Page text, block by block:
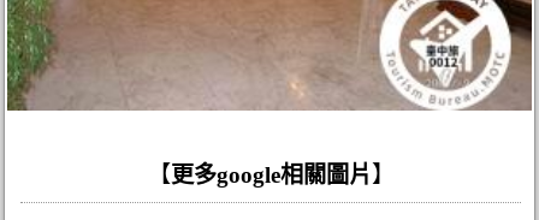
【更多google相關圖片 】